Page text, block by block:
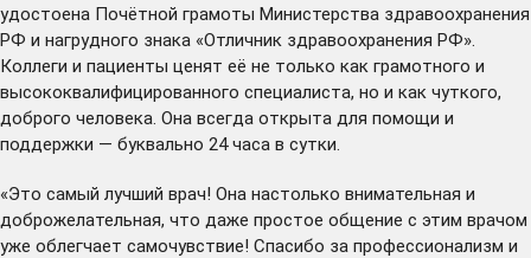
удостоена Почётной грамоты Министерства здравоохранения
РФ и нагрудного знака «Отличник здравоохранения РФ».
Коллеги и пациенты ценят её не только как грамотного и
высококвалифицированного специалиста, но и как чуткого,
доброго человека. Она всегда открыта для помощи и
поддержки — буквально 24 часа в сутки.
«Это самый лучший врач! Она настолько внимательная и
доброжелательная, что даже простое общение с этим врачом
уже облегчает самочувствие! Спасибо за профессионализм и